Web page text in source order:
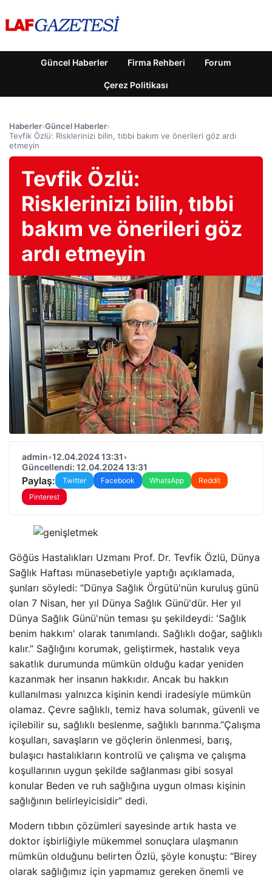
Güncel Haberler Firma Rehberi Forum
Çerez Politikası
Haberler›Güncel Haberler›
Tevfik Özlü: Risklerinizi bilin, tıbbi bakım ve önerileri göz ardı
etmeyin
Tevfik Özlü:
Risklerinizi bilin, tıbbi
bakım ve önerileri göz
ardı etmeyin
admin•12.04.2024 13:31•
Güncellendi: 12.04.2024 13:31
Paylaş: Twitter Facebook WhatsApp
Reddit
Pinterest
Göğüs Hastalıkları Uzmanı Prof. Dr. Tevfik Özlü, Dünya
Sağlık Haftası münasebetiyle yaptığı açıklamada,
şunları söyledi: “Dünya Sağlık Örgütü'nün kuruluş günü
olan 7 Nisan, her yıl Dünya Sağlık Günü'dür. Her yıl
Dünya Sağlık Günü'nün teması şu şekildeydi: 'Sağlık
benim hakkım' olarak tanımlandı. Sağlıklı doğar, sağlıklı
kalır.” Sağlığını korumak, geliştirmek, hastalık veya
sakatlık durumunda mümkün olduğu kadar yeniden
kazanmak her insanın hakkıdır. Ancak bu hakkın
kullanılması yalnızca kişinin kendi iradesiyle mümkün
olamaz. Çevre sağlıklı, temiz hava solumak, güvenli ve
içilebilir su, sağlıklı beslenme, sağlıklı barınma.”Çalışma
koşulları, savaşların ve göçlerin önlenmesi, barış,
bulaşıcı hastalıkların kontrolü ve çalışma ve çalışma
koşullarının uygun şekilde sağlanması gibi sosyal
konular Beden ve ruh sağlığına uygun olması kişinin
sağlığının belirleyicisidir” dedi.
Modern tıbbın çözümleri sayesinde artık hasta ve
doktor işbirliğiyle mükemmel sonuçlara ulaşmanın
mümkün olduğunu belirten Özlü, şöyle konuştu: “Birey
olarak sağlığımız için yapmamız gereken önemli ve